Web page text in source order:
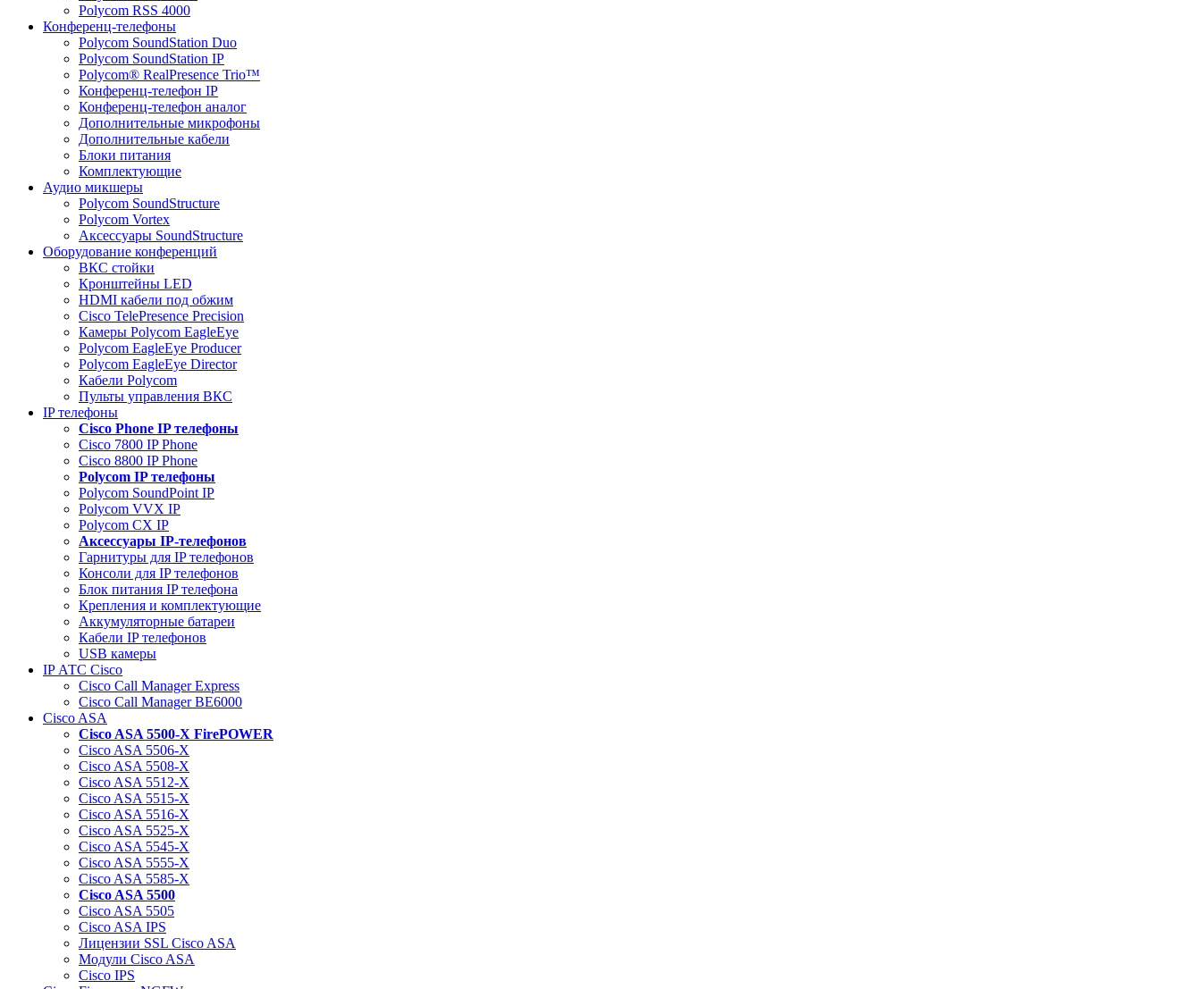
Polycom RSS 4000
Конференц-телефоны
Polycom SoundStation Duo
Polycom SoundStation IP
Polycom® RealPresence Trio™
Конференц-телефон IP
Конференц-телефон аналог
Дополнительные микрофоны
Дополнительные кабели
Блоки питания
Комплектующие
Аудио микшеры
Polycom SoundStructure
Polycom Vortex
Аксессуары SoundStructure
Оборудование конференций
ВКС стойки
Кронштейны LED
HDMI кабели под обжим
Cisco TelePresence Precision
Камеры Polycom EagleEye
Polycom EagleEye Producer
Polycom EagleEye Director
Кабели Polycom
Пульты управления ВКС
IP телефоны
Сisco Phone IP телефоны
Cisco 7800 IP Phone
Cisco 8800 IP Phone
Polycom IP телефоны
Polycom SoundPoint IP
Polycom VVX IP
Polycom CX IP
Аксессуары IP-телефонов
Гарнитуры для IP телефонов
Консоли для IP телефонов
Блок питания IP телефона
Крепления и комплектующие
Аккумуляторные батареи
Кабели IP телефонов
USB камеры
IP АТС Cisco
Cisco Call Manager Express
Cisco Call Manager BE6000
Cisco ASA
Cisco ASA 5500-X FirePOWER
Cisco ASA 5506-X
Cisco ASA 5508-X
Cisco ASA 5512-X
Cisco ASA 5515-X
Cisco ASA 5516-X
Cisco ASA 5525-X
Cisco ASA 5545-X
Cisco ASA 5555-X
Cisco ASA 5585-X
Cisco ASA 5500
Cisco ASA 5505
Cisco ASA IPS
Лицензии SSL Cisco ASA
Модули Cisco ASA
Cisco IPS